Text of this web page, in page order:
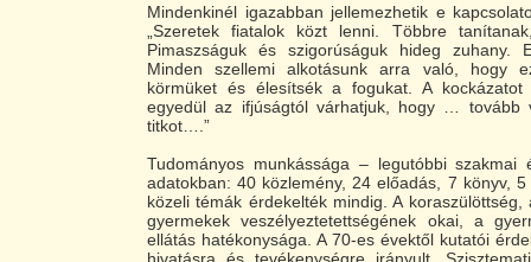
Mindenkinél igazabban jellemezhetik e
„Szeretek fiatalok közt lenni. Többre
Pimaszságuk és szigorúságuk hideg zuhany.
Minden szellemi alkotásunk arra való, hogy
körmüket és élesítsék a fogukat. A
egyedül az ifjúságtól várhatjuk, hogy …
titkot….”
Tudományos munkássága – legutóbbi szakmai
adatokban: 40 közlemény, 24 előadás, 7 könyv,
közeli témák érdekelték mindig. A
gyermekek veszélyeztetettségének okai, a
ellátás hatékonysága. A 70-es évektől kutatói
hivatásra és tevékenységre irányult.